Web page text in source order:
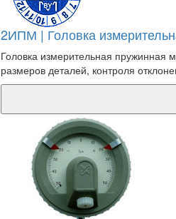
2ИПМ | Головка
Головка измерительная пружинная
размеров деталей, контроля